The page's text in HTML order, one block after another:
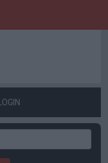
LOGIN